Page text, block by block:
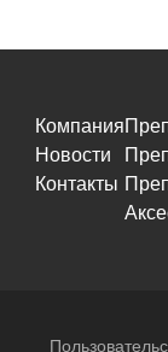
Компания
Новости
Контакты